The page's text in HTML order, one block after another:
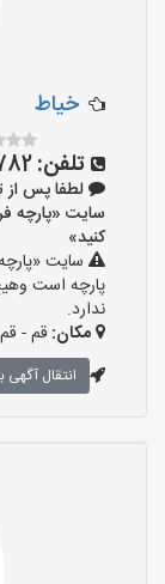
خیاط
تلفن:
لطفا پس از
کنید»
سایت
پارچه است
ندارد.
مکان: قم - قم
انتقال